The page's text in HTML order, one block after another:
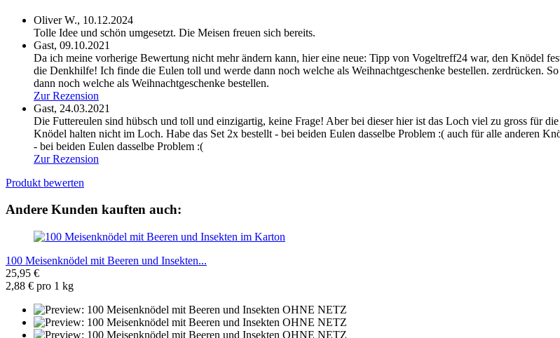
Oliver W., 10.12.2024
Tolle Idee und schön umgesetzt. Die Meisen freuen sich bereits.
Gast, 09.10.2021
Da ich meine vorherige Bewertung nicht mehr ändern kann, hier eine neue: Tipp von Vogeltreff24 war, den Knödel
die Denkhilfe! Ich finde die Eulen toll und werde dann noch welche als Weihnachtgeschenke bestellen. zerdrücken.
dann noch welche als Weihnachtgeschenke bestellen.
Zur Rezension
Gast, 24.03.2021
Die Futtereulen sind hübsch und toll und einzigartig, keine Frage! Aber bei dieser hier ist das Loch viel zu gross für
Knödel halten nicht im Loch. Habe das Set 2x bestellt - bei beiden Eulen dasselbe Problem :( auch für alle anderen
- bei beiden Eulen dasselbe Problem :(
Zur Rezension
Produkt bewerten
Andere Kunden kauften auch:
100 Meisenknödel mit Beeren und Insekten...
25,95 €
2,88 € pro 1 kg